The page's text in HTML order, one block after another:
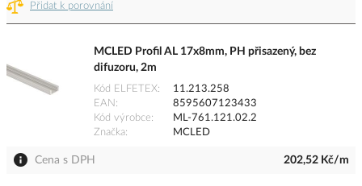
Přidat k porovnání
MCLED Profil AL 17x8mm, PH přisazený, bez
difuzoru, 2m
Kód ELFETEX
11.213.258
EAN
8595607123433
Kód výrobce
ML-761.121.02.2
Značka
MCLED
Cena s DPH 202,52 Kč/m